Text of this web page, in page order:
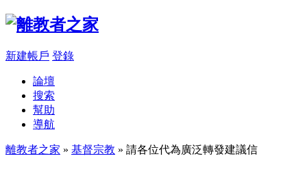
新建帳戶 登錄
論壇
搜索
幫助
導航
離教者之家 » 基督宗教 » 請各位代為廣泛轉發建議信